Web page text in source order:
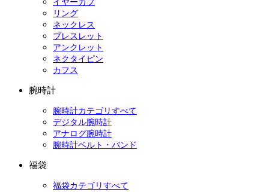
イヤーカフ
リング
ネックレス
ブレスレット
アンクレット
ネクタイピン
カフス
腕時計
腕時計カテゴリすべて
デジタル腕時計
アナログ腕時計
腕時計ベルト・バンド
福袋
福袋カテゴリすべて